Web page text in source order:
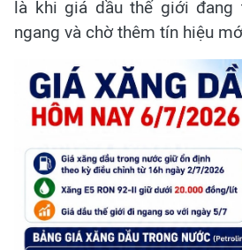
là khi giá dầu thế giới đang
ngang và chờ thêm tín hiệu